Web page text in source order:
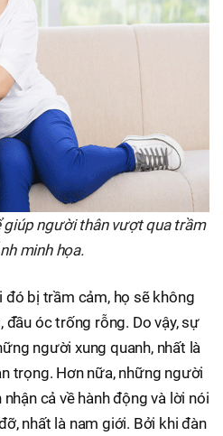
giúp người thân vượt qua trầm
minh họa.
đó bị trầm cảm, họ sẽ không
đầu óc trống rỗng. Do vậy, sự
người xung quanh, nhất là
trọng. Hơn nữa, những người
cả về hành động và lời nói
nhất là nam giới. Bởi khi đàn